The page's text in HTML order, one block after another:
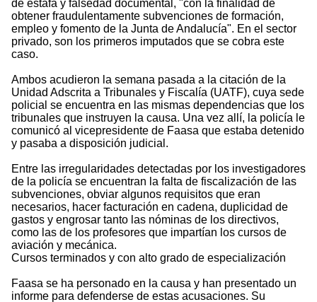
de estafa y falsedad documental, "con la finalidad de
obtener fraudulentamente subvenciones de formación,
empleo y fomento de la Junta de Andalucía". En el sector
privado, son los primeros imputados que se cobra este
caso.
Ambos acudieron la semana pasada a la citación de la
Unidad Adscrita a Tribunales y Fiscalía (UATF), cuya sede
policial se encuentra en las mismas dependencias que los
tribunales que instruyen la causa. Una vez allí, la policía le
comunicó al vicepresidente de Faasa que estaba detenido
y pasaba a disposición judicial.
Entre las irregularidades detectadas por los investigadores
de la policía se encuentran la falta de fiscalización de las
subvenciones, obviar algunos requisitos que eran
necesarios, hacer facturación en cadena, duplicidad de
gastos y engrosar tanto las nóminas de los directivos,
como las de los profesores que impartían los cursos de
aviación y mecánica.
Cursos terminados y con alto grado de especialización
Faasa se ha personado en la causa y han presentado un
informe para defenderse de estas acusaciones. Su